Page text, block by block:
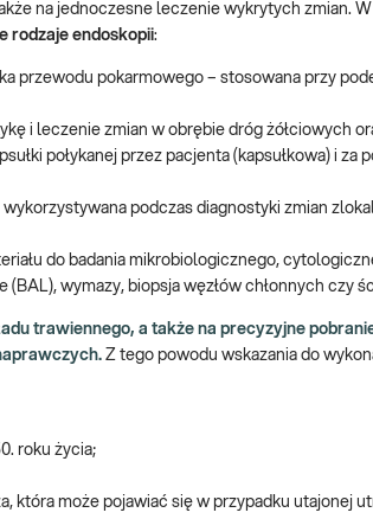
na jednoczesne leczenie wykrytych zmian.
rodzaje endoskopii:
przewodu pokarmowego – stosowana przy
i leczenie zmian w obrębie dróg żółciowych
połykanej przez pacjenta (kapsułkowa) i za
podczas diagnostyki zmian
do badania mikrobiologicznego,
wymazy, biopsja węzłów chłonnych czy
trawiennego, a także na precyzyjne
Z tego powodu wskazania do
roku życia;
która może pojawiać się w przypadku utajonej